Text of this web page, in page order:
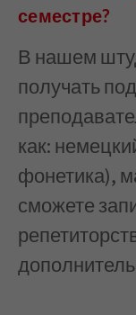
семестре?
В нашем
получать
как:
фонетика),
сможете